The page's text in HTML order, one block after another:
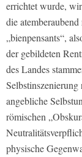
errichtet wurde,
die
„bienpensants“,
der gebildeten
des Landes
angebliche
römischen
physische